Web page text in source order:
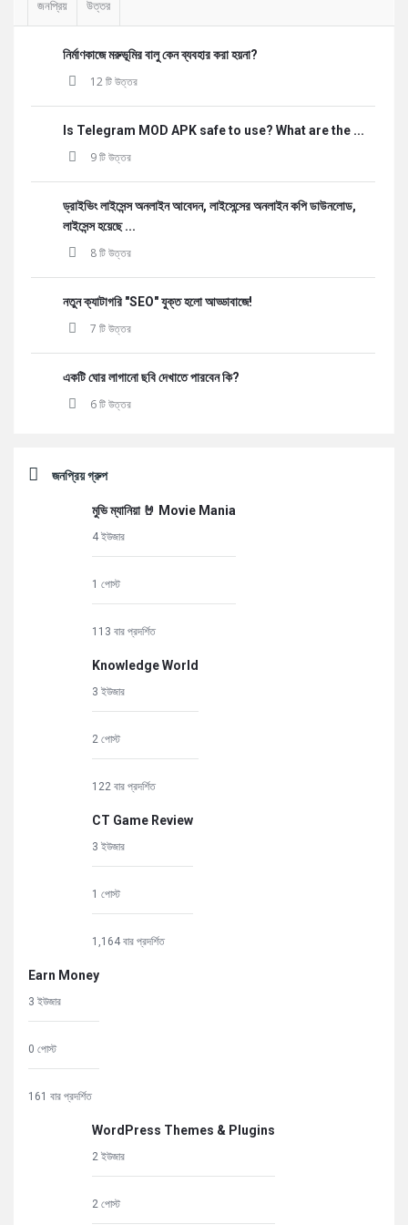
জনপ্রিয় উত্তর
নির্মাণকাজে মরুভূমির বালু কেন ব্যবহার করা হয়না?
12 টি উত্তর
Is Telegram MOD APK safe to use? What are the ...
9 টি উত্তর
ড্রাইভিং লাইসেন্স অনলাইন আবেদন, লাইসেন্সের অনলাইন কপি ডাউনলোড,
লাইসেন্স হয়েছে ...
8 টি উত্তর
নতুন ক্যাটাগরি "SEO" যুক্ত হলো আড্ডাবাজে!
7 টি উত্তর
একটি ঘোর লাগানো ছবি দেখাতে পারবেন কি?
6 টি উত্তর
জনপ্রিয় গ্রুপ
মুভি ম্যানিয়া 🤘 Movie Mania
4 ইউজার
1 পোস্ট
113 বার প্রদর্শিত
Knowledge World
3 ইউজার
2 পোস্ট
122 বার প্রদর্শিত
CT Game Review
3 ইউজার
1 পোস্ট
1,164 বার প্রদর্শিত
Earn Money
3 ইউজার
0 পোস্ট
161 বার প্রদর্শিত
WordPress Themes & Plugins
2 ইউজার
2 পোস্ট